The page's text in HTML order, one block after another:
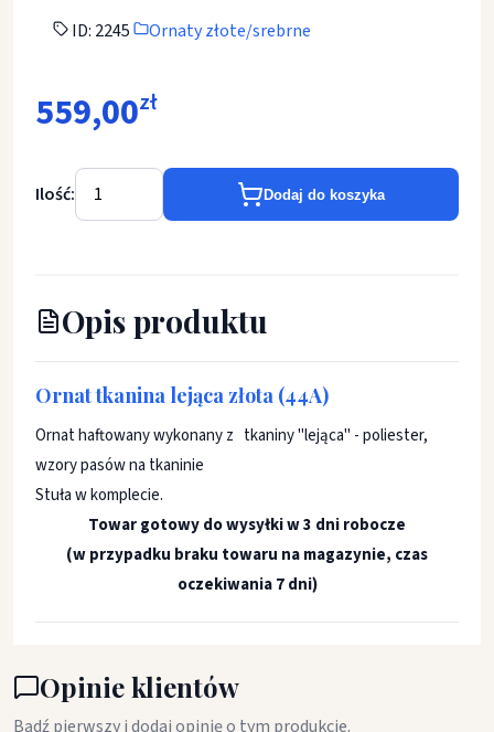
ID: 2245 Ornaty złote/srebrne
559,00zł
Ilość: Dodaj do koszyka
Opis produktu
Ornat tkanina lejąca złota (44A)
Ornat haftowany wykonany z tkaniny "lejąca" - poliester,
wzory pasów na tkaninie
Stuła w komplecie.
Towar gotowy do wysyłki w 3 dni robocze
(w przypadku braku towaru na magazynie, czas
oczekiwania 7 dni)
Opinie klientów
Bądź pierwszy i dodaj opinię o tym produkcie.